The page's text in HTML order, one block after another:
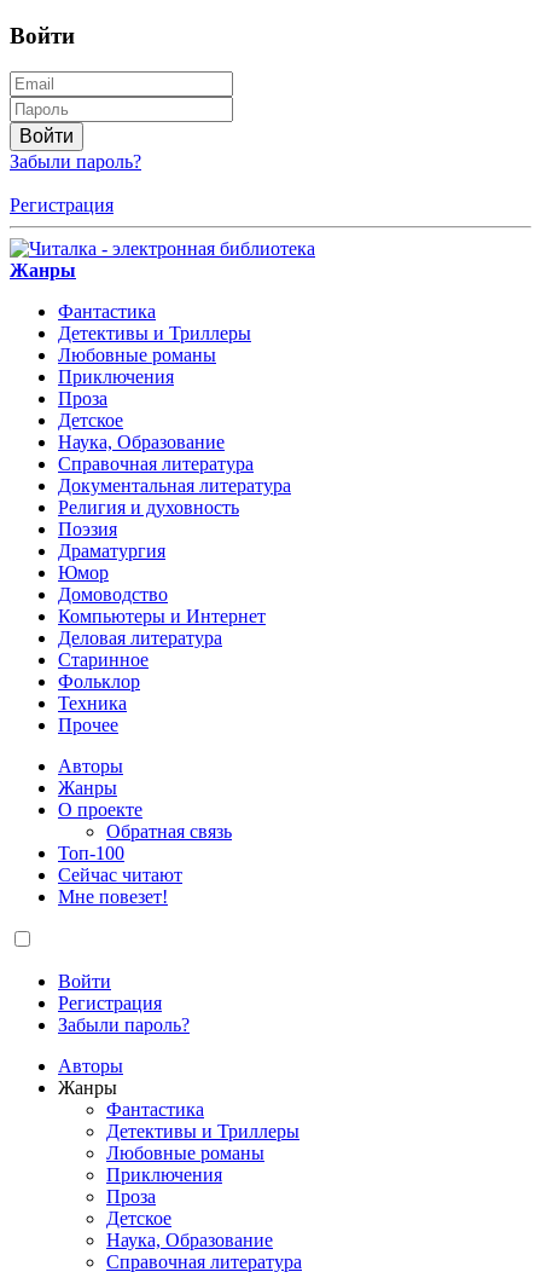
Войти
Войти
Забыли пароль?
Регистрация
Жанры
Фантастика
Детективы и Триллеры
Любовные романы
Приключения
Проза
Детское
Наука, Образование
Справочная литература
Документальная литература
Религия и духовность
Поэзия
Драматургия
Юмор
Домоводство
Компьютеры и Интернет
Деловая литература
Старинное
Фольклор
Техника
Прочее
Авторы
Жанры
О проекте
Обратная связь
Топ-100
Сейчас читают
Мне повезет!
Войти
Регистрация
Забыли пароль?
Авторы
Жанры
Фантастика
Детективы и Триллеры
Любовные романы
Приключения
Проза
Детское
Наука, Образование
Справочная литература